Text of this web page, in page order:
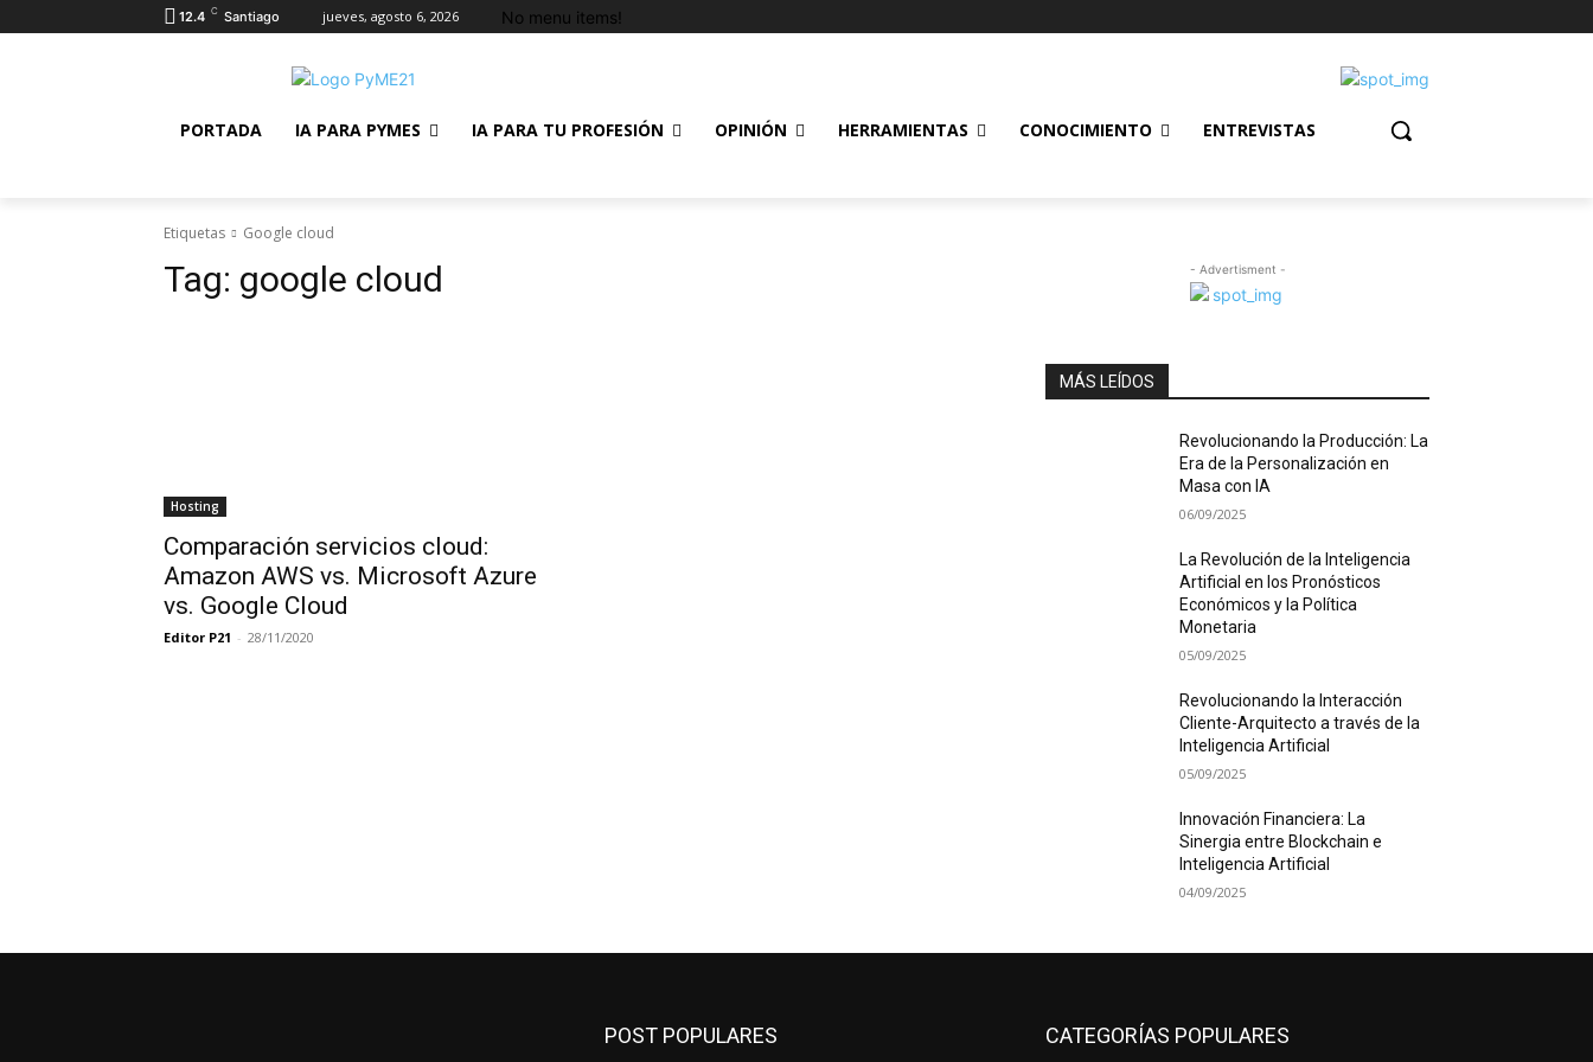
12.4 C Santiago jueves, agosto 6, 2026 No menu items!
PORTADA IA PARA PYMES IA PARA TU PROFESIÓN OPINIÓN HERRAMIENTAS CONOCIMIENTO ENTREVISTAS
Etiquetas Google cloud
Tag: google cloud
Hosting
Comparación servicios cloud:
Amazon AWS vs. Microsoft Azure
vs. Google Cloud
Editor P21 - 28/11/2020
- Advertisment -
MÁS LEÍDOS
Revolucionando la Producción: La
Era de la Personalización en
Masa con IA
06/09/2025
La Revolución de la Inteligencia
Artificial en los Pronósticos
Económicos y la Política
Monetaria
05/09/2025
Revolucionando la Interacción
Cliente-Arquitecto a través de la
Inteligencia Artificial
05/09/2025
Innovación Financiera: La
Sinergia entre Blockchain e
Inteligencia Artificial
04/09/2025
POST POPULARES CATEGORÍAS POPULARES